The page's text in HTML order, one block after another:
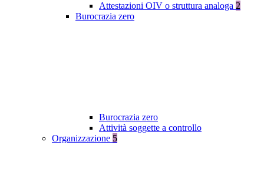
Attestazioni OIV o struttura analoga 2
Burocrazia zero
Burocrazia zero
Attività soggette a controllo
Organizzazione 5